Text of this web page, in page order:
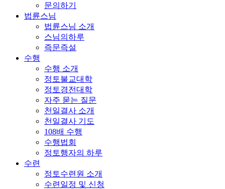
문의하기
법륜스님
법륜스님 소개
스님의하루
즉문즉설
수행
수행 소개
정토불교대학
정토경전대학
자주 묻는 질문
천일결사 소개
천일결사 기도
108배 수행
수행법회
정토행자의 하루
수련
정토수련원 소개
수련일정 및 신청